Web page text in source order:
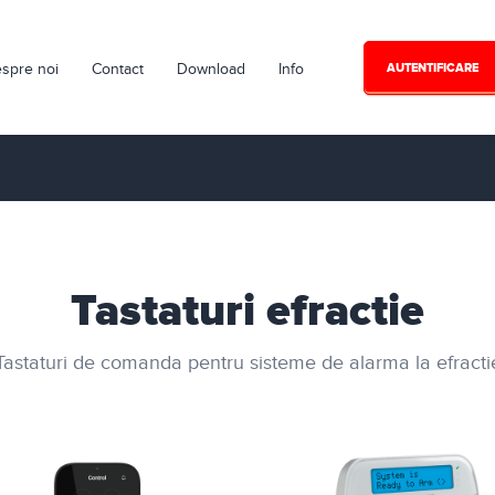
noi Contact Download Info AUTENTIFICARE
Tastaturi efractie
de comanda pentru sisteme de alarma la